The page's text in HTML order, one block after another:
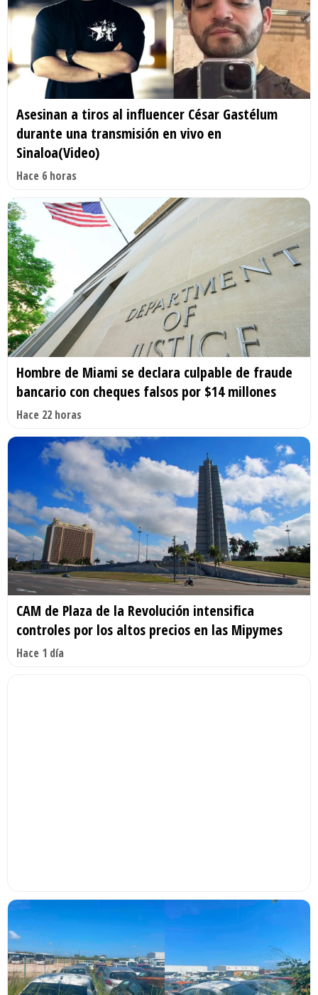
Asesinan a tiros al influencer César Gastélum
durante una transmisión en vivo en
Sinaloa(Video)
Hace 6 horas
Hombre de Miami se declara culpable de fraude
bancario con cheques falsos por $14 millones
Hace 22 horas
CAM de Plaza de la Revolución intensifica
controles por los altos precios en las Mipymes
Hace 1 día